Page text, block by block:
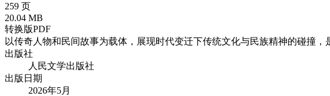
259 页
20.04 MB
转换版PDF
以传奇人物和民间故事为载体，展现时代变迁下传统文化与民族精神的碰撞，
出版社
人民文学出版社
出版日期
2026年5月